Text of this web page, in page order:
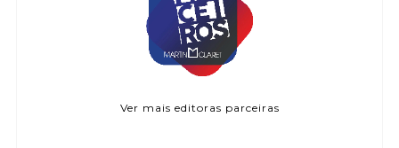
Ver mais editoras parceiras